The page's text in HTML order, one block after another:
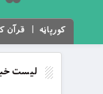
کورپاڼه قرآن
لیست